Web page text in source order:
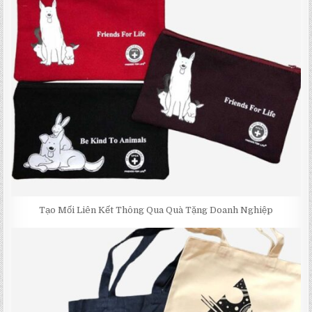
Tạo Mối Liên Kết Thông Qua Quà Tặng Doanh Nghiệp